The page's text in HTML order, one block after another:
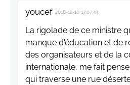
youcef 2018-12-10 17:07:43
La rigolade de ce ministre
manque d'éducation et de
des organisateurs et de la
internationale, me fait
qui traverse une rue